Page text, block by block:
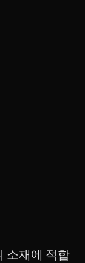
소재에 적합